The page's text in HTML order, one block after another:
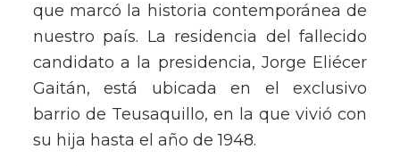
que marcó la historia contemporánea de
nuestro país. La residencia del fallecido
candidato a la presidencia, Jorge Eliécer
Gaitán, está ubicada en el exclusivo
barrio de Teusaquillo, en la que vivió con
su hija hasta el año de 1948.